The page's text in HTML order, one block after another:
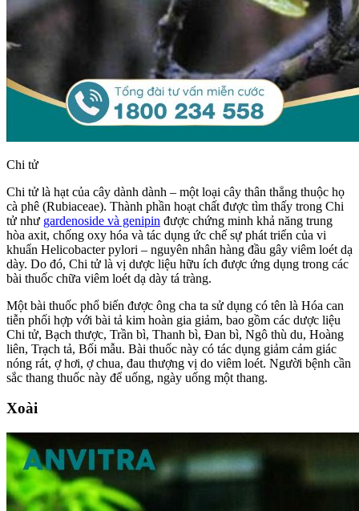
Chi tử
Chi tử là hạt của cây dành dành – một loại cây thân thẳng thuộc họ
cà phê (Rubiaceae). Thành phần hoạt chất được tìm thấy trong Chi
tử như gardenoside và genipin được chứng minh khả năng trung
hòa axit, chống oxy hóa và tác dụng ức chế sự phát triển của vi
khuẩn Helicobacter pylori – nguyên nhân hàng đầu gây viêm loét dạ
dày. Do đó, Chi tử là vị dược liệu hữu ích được ứng dụng trong các
bài thuốc chữa viêm loét dạ dày tá tràng.
Một bài thuốc phổ biến được ông cha ta sử dụng có tên là Hóa can
tiễn phối hợp với bài tả kim hoàn gia giảm, bao gồm các dược liệu
Chi tử, Bạch thược, Trần bì, Thanh bì, Đan bì, Ngô thù du, Hoàng
liên, Trạch tả, Bối mẫu. Bài thuốc này có tác dụng giảm cảm giác
nóng rát, ợ hơi, ợ chua, đau thượng vị do viêm loét. Người bệnh cần
sắc thang thuốc này để uống, ngày uống một thang.
Xoài